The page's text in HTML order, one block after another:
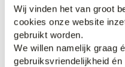
Wij vinden het van groot
cookies onze website
gebruikt worden.
We willen namelijk graag
gebruiksvriendelijkheid